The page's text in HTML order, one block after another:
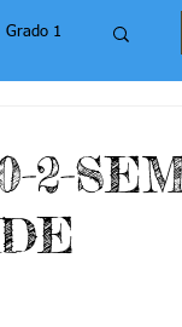
Grado 1
2
2-